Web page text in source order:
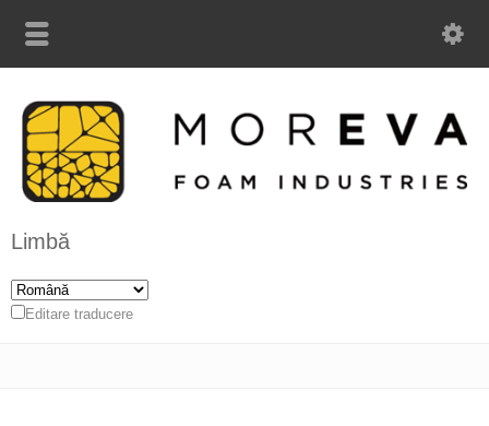
Limbă
Editare traducere